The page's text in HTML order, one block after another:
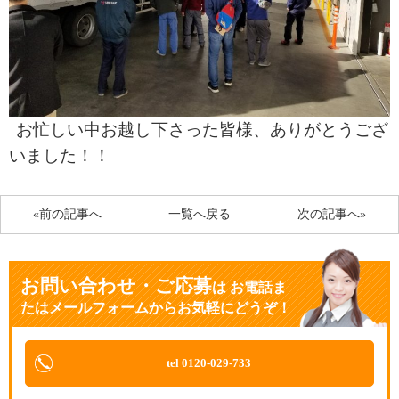
お忙しい中お越し下さった皆様、ありがとうござ
いました！！
«前の記事へ 次の記事へ»
一覧へ戻る
お問い合わせ・ご応募はお電話ま
たはメールフォームからお気軽にどうぞ！
tel 0120-029-733